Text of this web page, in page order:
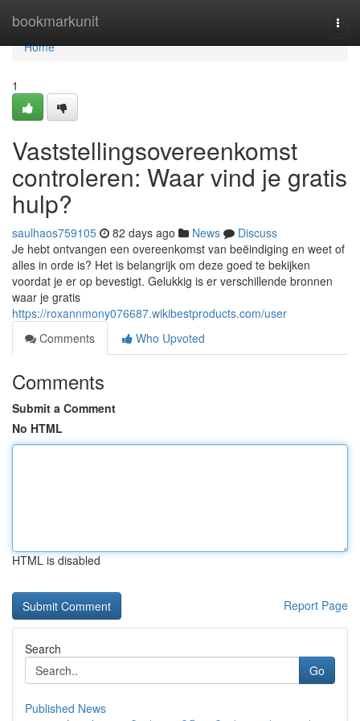
bookmarkunit
Home
Home
1
Vaststellingsovereenkomst
controleren: Waar vind je gratis
hulp?
saulhaos759105 82 days ago News
Discuss
Je hebt ontvangen een overeenkomst van beëindiging en weet of
alles in orde is? Het is belangrijk om deze goed te bekijken
voordat je er op bevestigt. Gelukkig is er verschillende bronnen
waar je gratis
https://roxannmony076687.wikibestproducts.com/user
Comments
Who Upvoted
Comments
Submit a Comment
No HTML
HTML is disabled
Report Page
Search
Go
Published News